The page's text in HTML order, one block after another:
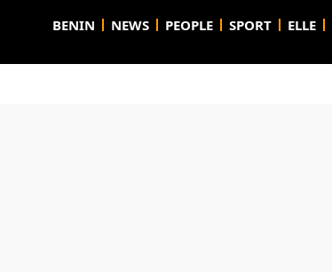
BENIN NEWS PEOPLE SPORT ELLE